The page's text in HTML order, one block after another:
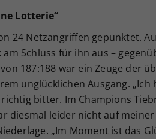
Lotterie“
24 Netzangriffen gepunktet.
Schluss für ihn aus –
187:188 war ein Zeuge der
unglücklichen Ausgang. „Ich
bitter. Im Champions
diesmal leider nicht auf meiner
„Im Moment ist das